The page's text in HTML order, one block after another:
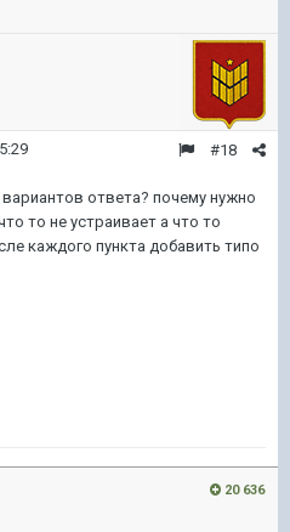
#18
ответа? почему нужно
то не устраивает а что то
каждого пункта добавить типо
20 636